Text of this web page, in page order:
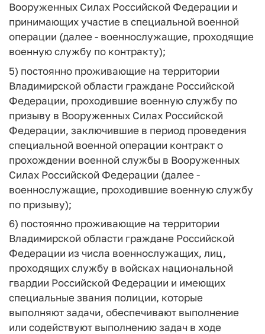
Вооруженных Силах Российской Федерации и
принимающих участие в специальной военной
операции (далее - военнослужащие, проходящие
военную службу по контракту);
5) постоянно проживающие на территории
Владимирской области граждане Российской
Федерации, проходившие военную службу по
призыву в Вооруженных Силах Российской
Федерации, заключившие в период проведения
специальной военной операции контракт о
прохождении военной службы в Вооруженных
Силах Российской Федерации (далее -
военнослужащие, проходившие военную службу
по призыву);
6) постоянно проживающие на территории
Владимирской области граждане Российской
Федерации из числа военнослужащих, лиц,
проходящих службу в войсках национальной
гвардии Российской Федерации и имеющих
специальные звания полиции, которые
выполняют задачи, обеспечивают выполнение
или содействуют выполнению задач в ходе